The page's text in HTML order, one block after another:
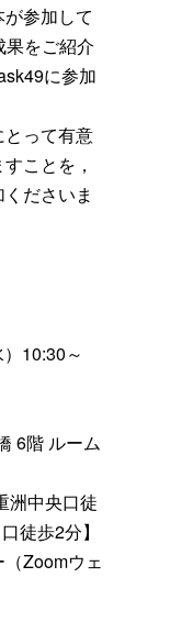
参加して
果をご紹介
に参加
って有意
ことを，
ださいま
10:30～
ルーム
央口徒
徒歩2分】
ウェ